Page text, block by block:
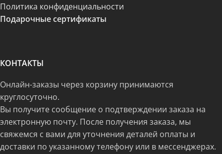
Политика конфиденциальности
Подарочные сертификаты
КОНТАКТЫ
Онлайн-заказы через корзину принимаются
круглосуточно.
Вы получите сообщение о подтверждении заказа на
электронную почту. После получения заказа, мы
свяжемся с вами для уточнения деталей оплаты и
доставки по указанному телефону или в мессенджерах.